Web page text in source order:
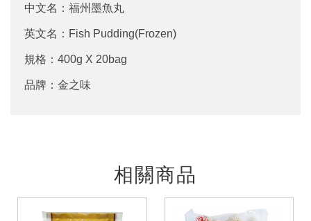
中文名：福州墨魚丸
英文名：Fish Pudding(Frozen)
規格：400g X 20bag
品牌：金之味
相關商品